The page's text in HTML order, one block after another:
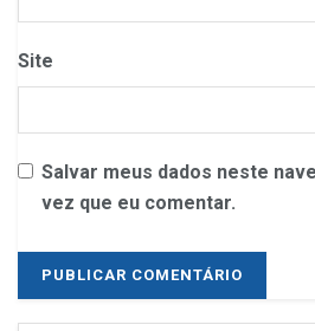
Site
Salvar meus dados neste
vez que eu comentar.